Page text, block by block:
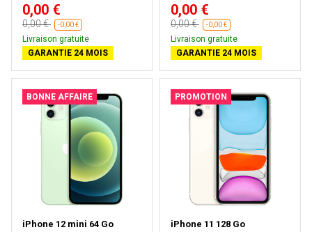
0,00 €
0,00 € -0,00 €
Livraison gratuite
GARANTIE 24 MOIS
0,00 €
0,00 € -0,00 €
Livraison gratuite
GARANTIE 24 MOIS
BONNE AFFAIRE
iPhone 12 mini 64 Go
PROMOTION
iPhone 11 128 Go